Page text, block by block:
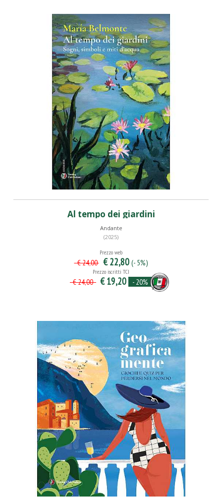
Al tempo dei giardini
Andante
(2025)
Prezzo web
€ 24,00 € 22,80 (- 5%)
Prezzo iscritti TCI
€ 24,00 € 19,20 - 20%